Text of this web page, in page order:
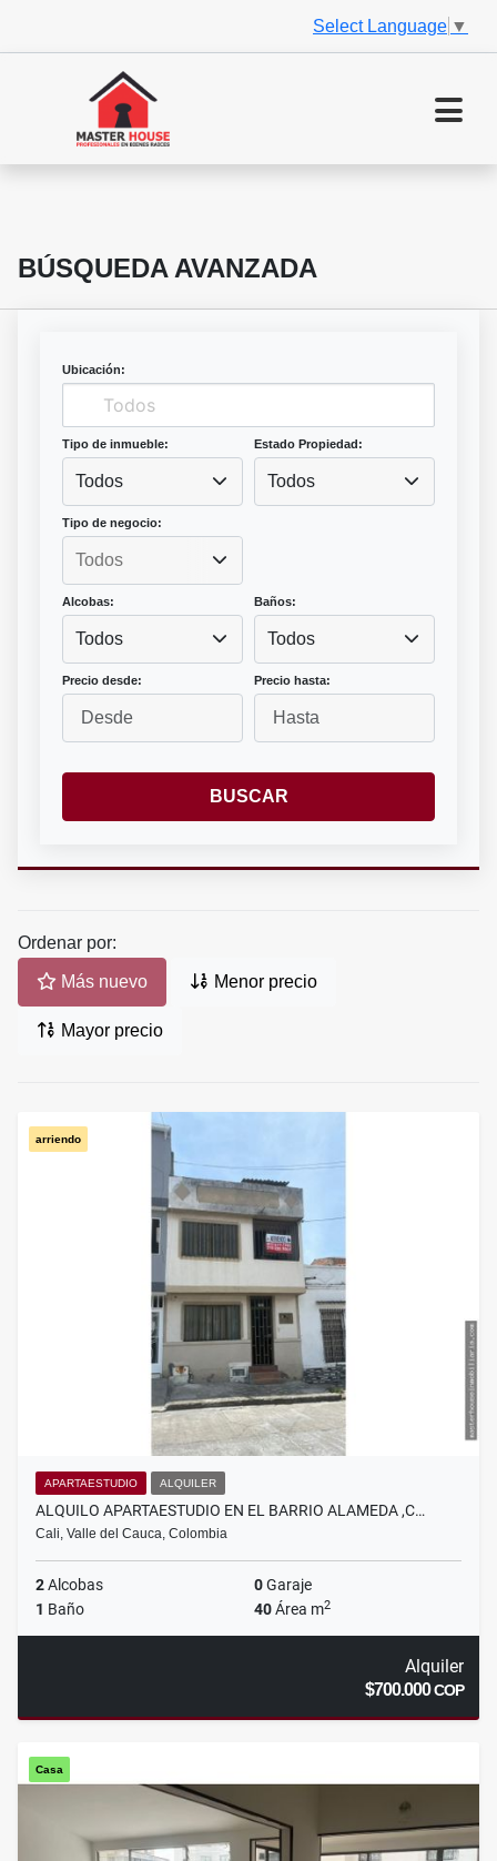
Select Language ▼
BÚSQUEDA AVANZADA
Ubicación:
Tipo de inmueble:
Todos
Estado Propiedad:
Todos
Tipo de negocio:
Alcobas:
Todos
Baños:
Todos
Precio desde: Precio hasta:
BUSCAR
Ordenar por:
Más nuevo Menor precio
Mayor precio
arriendo
APARTAESTUDIO ALQUILER
ALQUILO APARTAESTUDIO EN EL BARRIO ALAMEDA ,C…
Cali, Valle del Cauca, Colombia
2Alcobas 0Garaje
1 Baño 40Área m2
Alquiler
$700.000COP
Casa